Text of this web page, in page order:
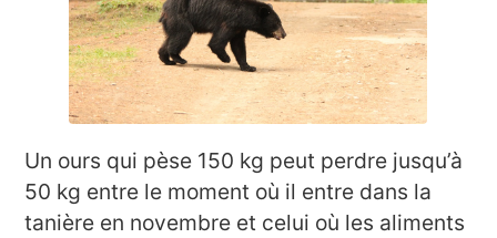
Un ours qui pèse 150 kg peut perdre jusqu’à
50 kg entre le moment où il entre dans la
tanière en novembre et celui où les aliments